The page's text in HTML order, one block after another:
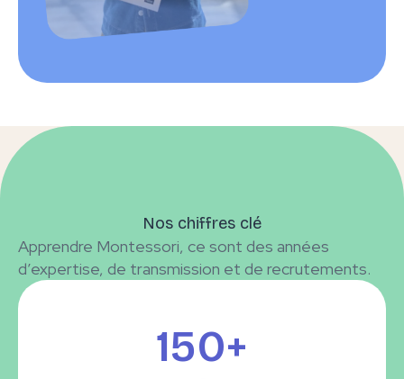
Nos chiffres clé
Apprendre Montessori, ce sont des années
d’expertise, de transmission et de recrutements.
150+